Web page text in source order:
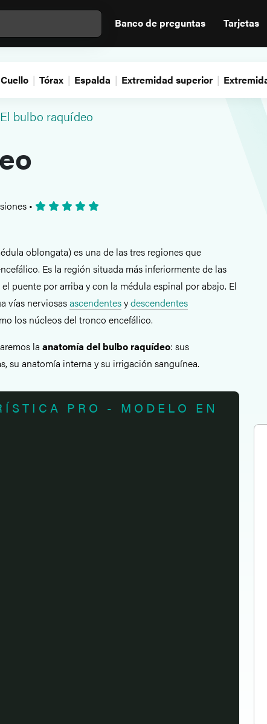
Banco de preguntas Tarjetas
Cuello Tórax Espalda Extremidad superior
El bulbo raquídeo
•
oblongata) es una de las tres regiones que
Es la región situada más inferiormente de las
puente por arriba y con la médula espinal por abajo. El
vías nerviosasascendentesydescendentes
los núcleos del tronco encefálico.
la anatomía del bulbo raquídeo: sus
su anatomía interna y su irrigación sanguínea.
PRO - MODELO EN